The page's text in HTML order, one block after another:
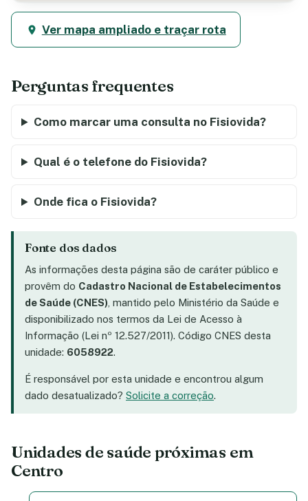
Ver mapa ampliado e traçar rota
Perguntas frequentes
Como marcar uma consulta no Fisiovida?
Qual é o telefone do Fisiovida?
Onde fica o Fisiovida?
Fonte dos dados
As informações desta página são de caráter público e
provêm do Cadastro Nacional de Estabelecimentos
de Saúde (CNES) , mantido pelo Ministério da Saúde e
disponibilizado nos termos da Lei de Acesso à
Informação (Lei nº 12.527/2011). Código CNES desta
unidade: 6058922.
É responsável por esta unidade e encontrou algum
dado desatualizado? Solicite a correção.
Unidades de saúde próximas em
Centro